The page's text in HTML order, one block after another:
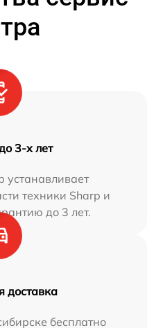
3-х лет
устанавливает
техники Sharp и
до 3 лет.
доставка
бесплатно